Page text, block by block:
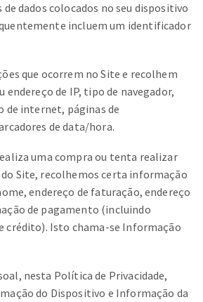
dados colocados no seu dispositivo
incluem um identificador
que ocorrem no Site e recolhem
endereço de IP, tipo de navegador,
de internet, páginas de
de data/hora.
uma compra ou tenta realizar
Site, recolhemos certa informação
endereço de faturação, endereço
de pagamento (incluindo
crédito). Isto chama-se Informação
nesta Política de Privacidade,
do Dispositivo e Informação da